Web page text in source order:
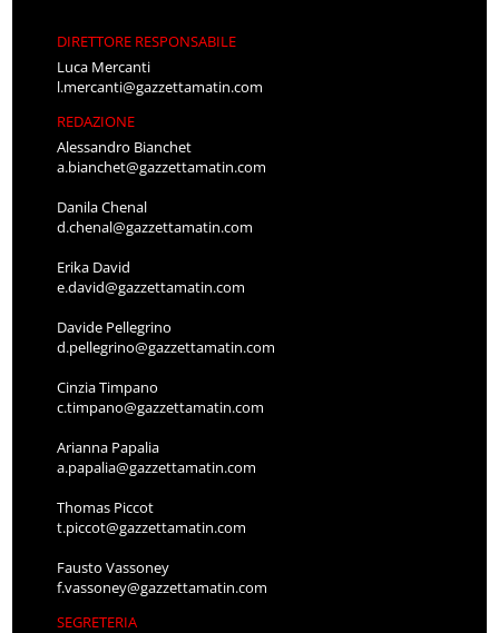
DIRETTORE RESPONSABILE
Luca Mercanti
l.mercanti@gazzettamatin.com
REDAZIONE
Alessandro Bianchet
a.bianchet@gazzettamatin.com
Danila Chenal
d.chenal@gazzettamatin.com
Erika David
e.david@gazzettamatin.com
Davide Pellegrino
d.pellegrino@gazzettamatin.com
Cinzia Timpano
c.timpano@gazzettamatin.com
Arianna Papalia
a.papalia@gazzettamatin.com
Thomas Piccot
t.piccot@gazzettamatin.com
Fausto Vassoney
f.vassoney@gazzettamatin.com
SEGRETERIA